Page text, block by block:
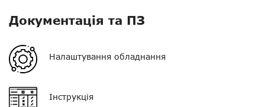
Пиловологозахист IP54
Гарантія
VOX
Регулятор гучності
Документація та ПЗ
Налаштування обладнання
Інструкція